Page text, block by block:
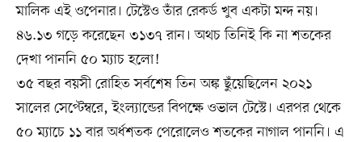
মালিক এই ওপেনার। টেস্টেও তাঁর রেকর্ড খুব একটা মন্দ নয়।
৪৬.১৩ গড়ে করেছেন ৩১৩৭ রান। অথচ তিনিই কি না শতকের
দেখা পাননি ৫০ ম্যাচ হলো!
৩৫ বছর বয়সী রোহিত সর্বশেষ তিন অঙ্ক ছুঁয়েছিলেন ২০২১
সালের সেপ্টেম্বরে, ইংল্যান্ডের বিপক্ষে ওভাল টেস্টে। এরপর থেকে
৫০ ম্যাচে ১১ বার অর্ধশতক পেরোলেও শতকের নাগাল পাননি। এ